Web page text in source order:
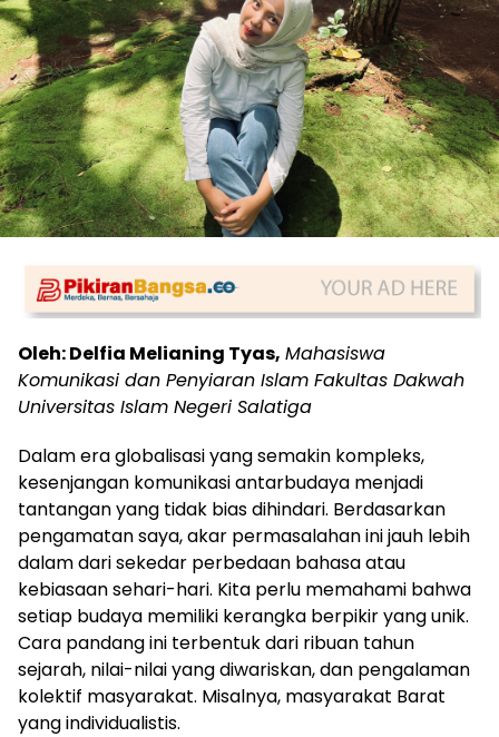
Oleh: Delfia Melianing Tyas, Mahasiswa
Komunikasi dan Penyiaran Islam Fakultas Dakwah
Universitas Islam Negeri Salatiga
Dalam era globalisasi yang semakin kompleks,
kesenjangan komunikasi antarbudaya menjadi
tantangan yang tidak bias dihindari. Berdasarkan
pengamatan saya, akar permasalahan ini jauh lebih
dalam dari sekedar perbedaan bahasa atau
kebiasaan sehari-hari. Kita perlu memahami bahwa
setiap budaya memiliki kerangka berpikir yang unik.
Cara pandang ini terbentuk dari ribuan tahun
sejarah, nilai-nilai yang diwariskan, dan pengalaman
kolektif masyarakat. Misalnya, masyarakat Barat
yang individualistis.